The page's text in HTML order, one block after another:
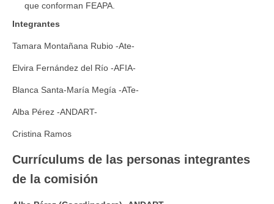
JORNADAS DE ARTETERAPIA
Efectividad de la arteterapia: informe sobre la
evidencia existente
la Arteterapia?
Síntesis del informe arte y salud de la OMS
que conforman FEAPA.
Integrantes
Tamara Montañana Rubio -Ate-
Elvira Fernández del Río -AFIA-
Blanca Santa-María Megía -ATe-
Alba Pérez -ANDART-
Cristina Ramos
Currículums de las personas integrantes
de la comisión